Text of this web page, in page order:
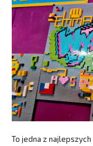
To jedna z